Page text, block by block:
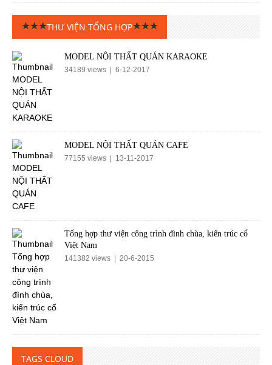
THƯ VIỆN TỔNG HỢP
MODEL NỘI THẤT QUÁN KARAOKE
34189 views | 6-12-2017
MODEL NỘI THẤT QUÁN CAFE
77155 views | 13-11-2017
Tổng hợp thư viện công trình đình chùa, kiến trúc cổ
Việt Nam
141382 views | 20-6-2015
TAGS CLOUD